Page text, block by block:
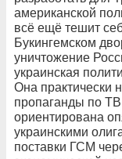
американской
всё ещё тешит
Букингемском
уничтожение
украинская
Она практически
пропаганды по
ориентирована
украинскими
поставки ГСМ